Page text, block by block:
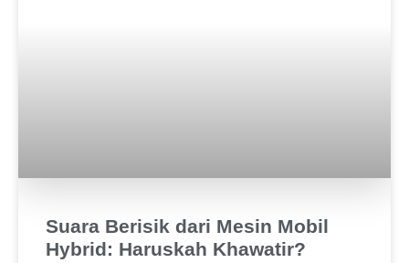
Suara Berisik dari Mesin Mobil
Hybrid: Haruskah Khawatir?